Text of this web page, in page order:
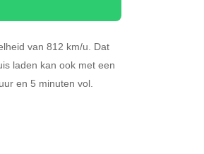
van 812 km/u. Dat
laden kan ook met een
en 5 minuten vol.